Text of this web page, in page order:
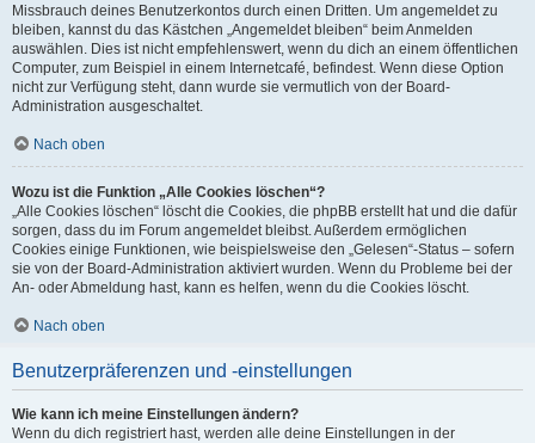
Missbrauch deines Benutzerkontos durch einen Dritten. Um angemeldet zu
bleiben, kannst du das Kästchen „Angemeldet bleiben“ beim Anmelden
auswählen. Dies ist nicht empfehlenswert, wenn du dich an einem öffentlichen
Computer, zum Beispiel in einem Internetcafé, befindest. Wenn diese Option
nicht zur Verfügung steht, dann wurde sie vermutlich von der Board-
Administration ausgeschaltet.
Nach oben
Wozu ist die Funktion „Alle Cookies löschen“?
„Alle Cookies löschen“ löscht die Cookies, die phpBB erstellt hat und die dafür
sorgen, dass du im Forum angemeldet bleibst. Außerdem ermöglichen
Cookies einige Funktionen, wie beispielsweise den „Gelesen“-Status – sofern
sie von der Board-Administration aktiviert wurden. Wenn du Probleme bei der
An- oder Abmeldung hast, kann es helfen, wenn du die Cookies löscht.
Nach oben
Benutzerpräferenzen und -einstellungen
Wie kann ich meine Einstellungen ändern?
Wenn du dich registriert hast, werden alle deine Einstellungen in der